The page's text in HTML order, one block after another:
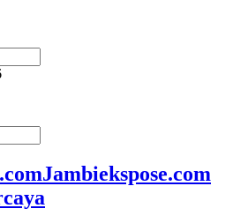
Jambiekspose.com